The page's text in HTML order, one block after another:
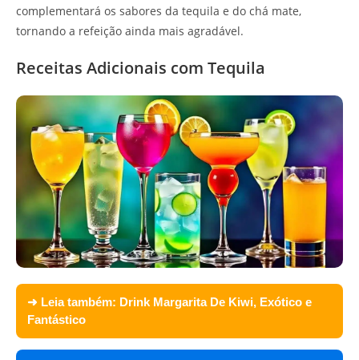
complementará os sabores da tequila e do chá mate,
tornando a refeição ainda mais agradável.
Receitas Adicionais com Tequila
➜ Leia também: Drink Margarita De Kiwi, Exótico e
Fantástico